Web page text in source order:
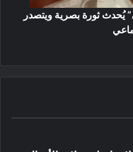
ثورة بصرية ويتصدر